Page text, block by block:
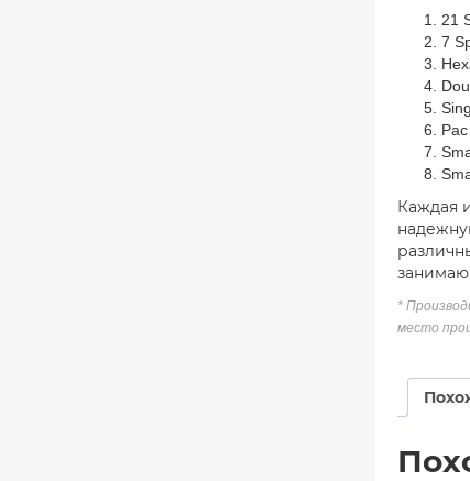
21
7
Каждая
*
место